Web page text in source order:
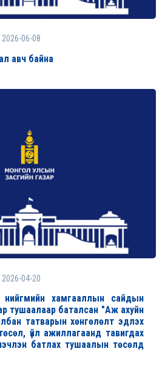
2026-06-08
авч байна
2026-04-20
нийгмийн хамгааллын сайдын
тушаалаар баталсан "Аж ахуйн
татварын хөнгөлөлт эдлэх
үйл ажиллагаанд тавигдах
батлах тушаалын төсөлд